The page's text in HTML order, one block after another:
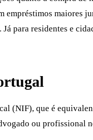
maiores
para residentes e
(NIF), que é
ou profissional